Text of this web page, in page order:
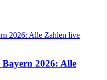
2026: Alle